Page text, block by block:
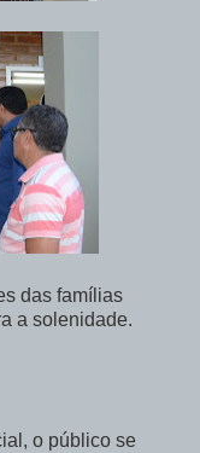
das famílias
a solenidade.
o público se